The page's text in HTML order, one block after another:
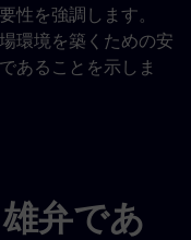
性を強調します。
環境を築くための安
あることを示しま
弁であ